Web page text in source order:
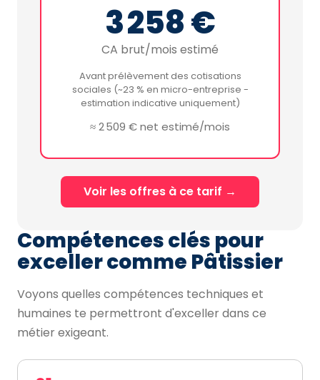
3 258 €
CA brut/mois estimé
Avant prélèvement des cotisations
sociales (~23 % en micro-entreprise -
estimation indicative uniquement)
≈ 2 509 € net estimé/mois
Voir les offres à ce tarif →
Compétences clés pour
exceller comme Pâtissier
Voyons quelles compétences techniques et
humaines te permettront d'exceller dans ce
métier exigeant.